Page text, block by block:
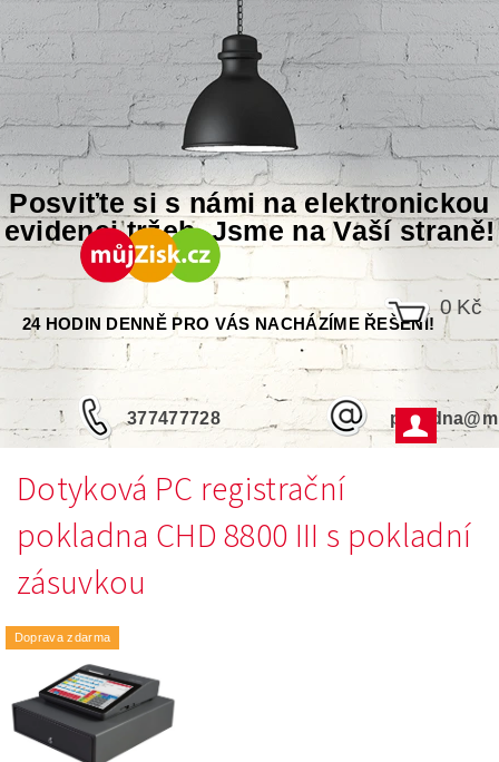
Posviťte si s námi na elektronickou
evidenci tržeb. Jsme na Vaší straně!
24 HODIN DENNĚ PRO VÁS NACHÁZÍME ŘEŠENÍ!
377477728
0 Kč
Dotyková PC registrační
pokladna CHD 8800 III s pokladní
zásuvkou
Doprava zdarma